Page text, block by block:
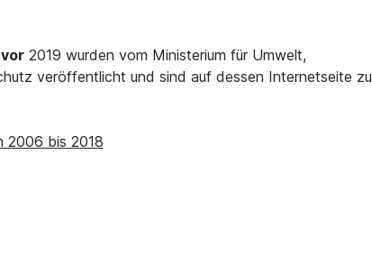
vor 2019 wurden vom Ministerium für Umwelt,
veröffentlicht und sind auf dessen Internetseite zu
2006 bis 2018